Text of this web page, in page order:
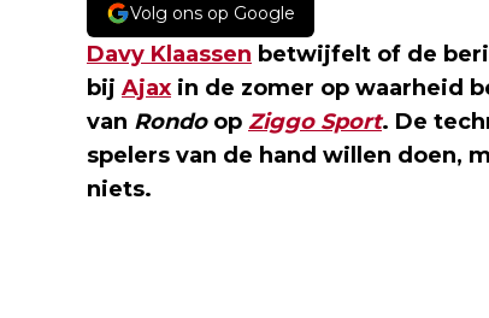
Volg ons op Google
Davy Klaassen betwijfelt of de
bij Ajax in de zomer op waarheid
van Rondoop Ziggo Sport. De
spelers van de hand willen doen,
niets.